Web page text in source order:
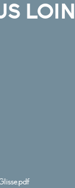
LOIN